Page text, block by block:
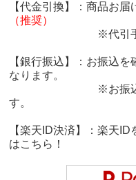
【代金引換】：商品お届
（推奨）
※代引手数料が
【銀行振込】：お振込
なります。
※お振込手数料
す。
【楽天ID決済】：楽天
はこちら！